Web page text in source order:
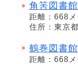
角筈図書館
距離：668
住所：東京
鶴巻図書館
距離：668